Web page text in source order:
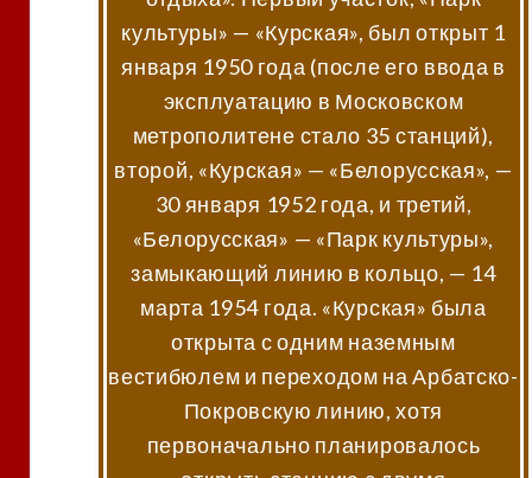
культуры» — «Курская», был открыт 1
января 1950 года (после его ввода в
эксплуатацию в Московском
метрополитене стало 35 станций),
второй, «Курская» — «Белорусская», —
30 января 1952 года, и третий,
«Белорусская» — «Парк культуры»,
замыкающий линию в кольцо, — 14
марта 1954 года. «Курская» была
открыта с одним наземным
вестибюлем и переходом на Арбатско-
Покровскую линию, хотя
первоначально планировалось